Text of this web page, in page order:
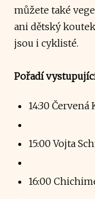
můžete také
ani dětský
jsou i cyklisté.
Pořadí
14:30
15:00 Vojta
16:00